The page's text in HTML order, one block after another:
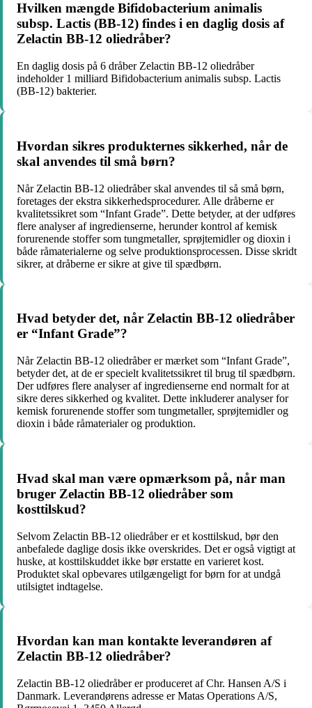
Hvilken mængde Bifidobacterium animalis
subsp. Lactis (BB-12) findes i en daglig dosis af
Zelactin BB-12 oliedråber?
En daglig dosis på 6 dråber Zelactin BB-12 oliedråber
indeholder 1 milliard Bifidobacterium animalis subsp. Lactis
(BB-12) bakterier.
Hvordan sikres produkternes sikkerhed, når de
skal anvendes til små børn?
Når Zelactin BB-12 oliedråber skal anvendes til så små børn,
foretages der ekstra sikkerhedsprocedurer. Alle dråberne er
kvalitetssikret som “Infant Grade”. Dette betyder, at der udføres
flere analyser af ingredienserne, herunder kontrol af kemisk
forurenende stoffer som tungmetaller, sprøjtemidler og dioxin i
både råmaterialerne og selve produktionsprocessen. Disse skridt
sikrer, at dråberne er sikre at give til spædbørn.
Hvad betyder det, når Zelactin BB-12 oliedråber
er “Infant Grade”?
Når Zelactin BB-12 oliedråber er mærket som “Infant Grade”,
betyder det, at de er specielt kvalitetssikret til brug til spædbørn.
Der udføres flere analyser af ingredienserne end normalt for at
sikre deres sikkerhed og kvalitet. Dette inkluderer analyser for
kemisk forurenende stoffer som tungmetaller, sprøjtemidler og
dioxin i både råmaterialer og produktion.
Hvad skal man være opmærksom på, når man
bruger Zelactin BB-12 oliedråber som
kosttilskud?
Selvom Zelactin BB-12 oliedråber er et kosttilskud, bør den
anbefalede daglige dosis ikke overskrides. Det er også vigtigt at
huske, at kosttilskuddet ikke bør erstatte en varieret kost.
Produktet skal opbevares utilgængeligt for børn for at undgå
utilsigtet indtagelse.
Hvordan kan man kontakte leverandøren af
Zelactin BB-12 oliedråber?
Zelactin BB-12 oliedråber er produceret af Chr. Hansen A/S i
Danmark. Leverandørens adresse er Matas Operations A/S,